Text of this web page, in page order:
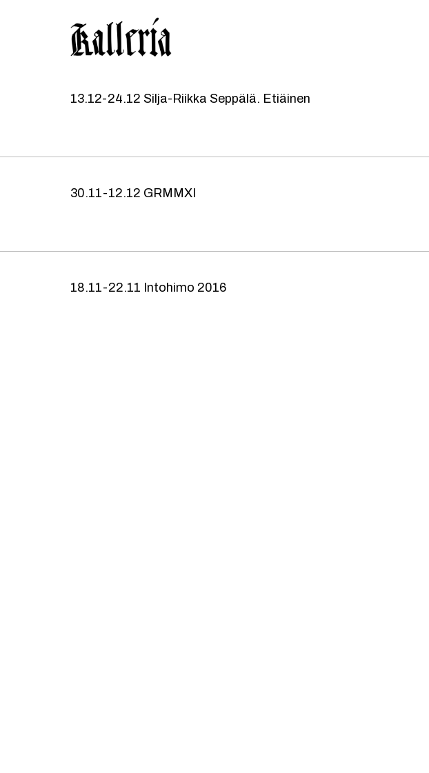
pääsisältöön
alatunnisteeseen
13.12-24.12 Silja-Riikka Seppälä. Etiäinen
30.11-12.12 GRMMXI
18.11-22.11 Intohimo 2016